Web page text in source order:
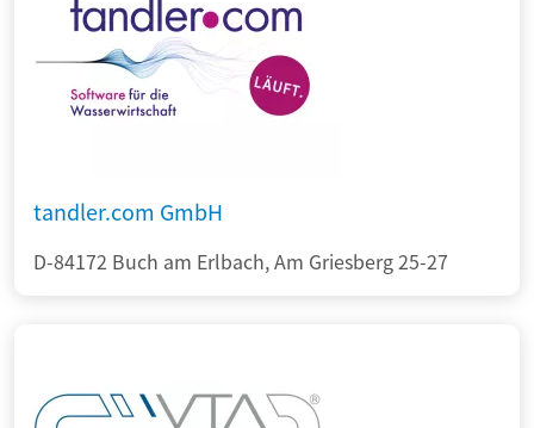
tandler.com GmbH
D-84172 Buch am Erlbach, Am Griesberg 25-27